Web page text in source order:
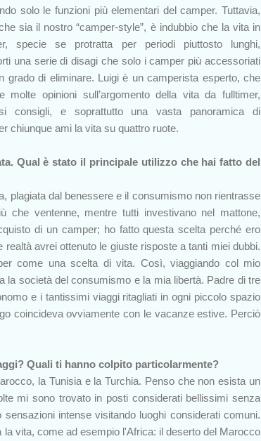
solo le funzioni più elementari del camper. Tuttavia,
sia il nostro “camper-style”, è indubbio che la vita in
specie se protratta per periodi piuttosto lunghi,
una serie di disagi che solo i camper più accessoriati
grado di eliminare. Luigi è un camperista esperto, che
molte opinioni sull’argomento della vita da fulltimer,
consigli, e soprattutto una vasta panoramica di
chiunque ami la vita su quattro ruote.
Qual è stato il principale utilizzo che hai fatto del
plagiata dal benessere e il consumismo non rientrasse
che ventenne, mentre tutti investivano nel mattone,
di un camper; ho fatto questa scelta perché ero
avrei ottenuto le giuste risposte a tanti miei dubbi.
come una scelta di vita. Così, viaggiando col mio
la società del consumismo e la mia libertà. Padre di tre
e i tantissimi viaggi ritagliati in ogni piccolo spazio
coincideva ovviamente con le vacanze estive. Perciò
Quali ti hanno colpito particolarmente?
la Tunisia e la Turchia. Penso che non esista un
mi sono trovato in posti considerati bellissimi senza
intense visitando luoghi considerati comuni.
vita, come ad esempio l'Africa: il deserto del Marocco